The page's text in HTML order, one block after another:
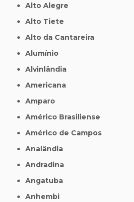
Alto Alegre
Alto Tiete
Alto da Cantareira
Alumínio
Alvinlândia
Americana
Amparo
Américo Brasiliense
Américo de Campos
Analândia
Andradina
Angatuba
Anhembi